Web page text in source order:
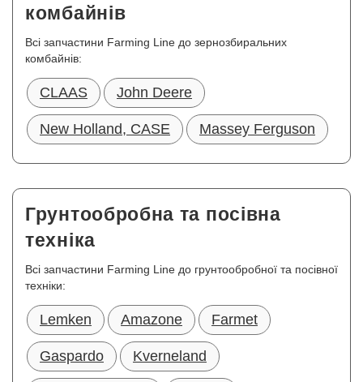
комбайнів
Всі запчастини Farming Line до зернозбиральних
комбайнів:
CLAAS John Deere
New Holland, CASE Massey Ferguson
Грунтообробна та посівна
техніка
Всі запчастини Farming Line до грунтообробної та посівної
техніки:
Lemken Amazone Farmet
Gaspardo Kverneland